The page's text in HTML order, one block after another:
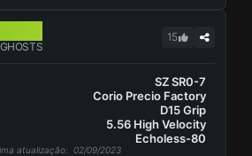
15
SZ SR0-7
Corio Precio Factory
D15 Grip
5.56 High Velocity
Echoless-80
atualização: 02/09/2023